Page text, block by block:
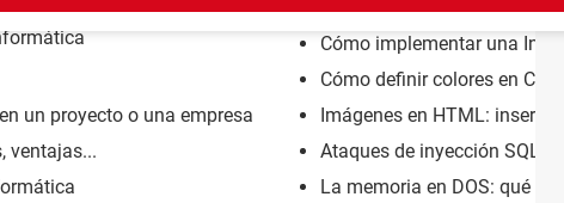
Cómo implementar una
Cómo definir colores en CSS
un proyecto o una empresa
Imágenes en HTML:
ventajas...
Ataques de inyección SQL:
La memoria en DOS: qué es